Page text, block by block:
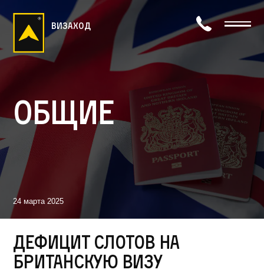
визаход
Общие
24 марта 2025
Дефицит слотов на
британскую визу